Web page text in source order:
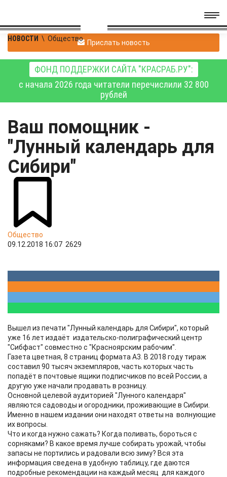
НОВОСТИ \ Общество Прислать новость
ФОНД ПОДДЕРЖКИ САЙТА "КРАСРАБ.РУ":
с начала 2026 года читатели перечислили 32 800
рублей
Ваш помощник -
"Лунный календарь для
Сибири"
Общество
09.12.2018 16:07 2629
Вышел из печати "Лунный календарь для Сибири", который
уже 16 лет издаёт издательско-полиграфический центр
"Сибфаст" совместно с "Красноярским рабочим".
Газета цветная, 8 страниц формата А3. В 2018 году тираж
составил 90 тысяч экземпляров, часть которых часть
попадёт в почтовые ящики подписчиков по всей России, а
другую уже начали продавать в розницу.
Основной целевой аудиторией "Лунного календаря"
являются садоводы и огородники, проживающие в Сибири.
Именно в нашем издании они находят ответы на волнующие
их вопросы.
Что и когда нужно сажать? Когда поливать, бороться с
сорняками? В какое время лучше собирать урожай, чтобы
запасы не портились и радовали всю зиму? Вся эта
информация сведена в удобную таблицу, где даются
подробные рекомендации на каждый месяц для каждого